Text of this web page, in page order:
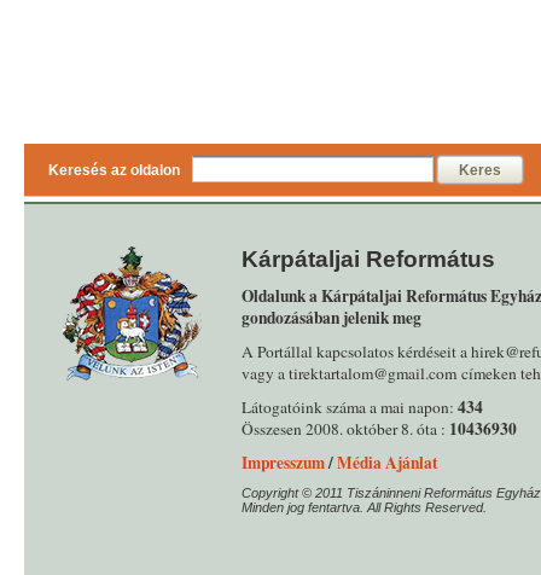
Keresés az oldalon Keres
Kárpátaljai Református
Oldalunk a Kárpátaljai Református
gondozásában jelenik meg
A Portállal kapcsolatos kérdéseit a
vagy a tirektartalom@gmail.com címeken
Látogatóink száma a mai napon: 434
Összesen 2008. október 8. óta : 10436930
Impresszum/Média Ajánlat
Copyright © 2011 Tiszáninneni Református
Minden jog fentartva. All Rights Reserved.